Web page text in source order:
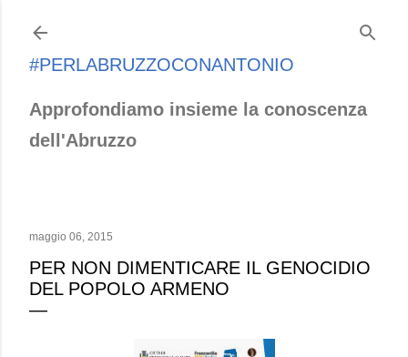
#PERLABRUZZOCONANTONIO
Approfondiamo insieme la conoscenza
dell'Abruzzo
maggio 06, 2015
PER NON DIMENTICARE IL GENOCIDIO
DEL POPOLO ARMENO